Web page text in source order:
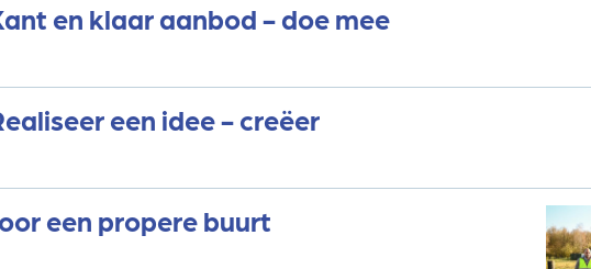
en klaar aanbod - doe mee
een idee - creëer
een propere buurt